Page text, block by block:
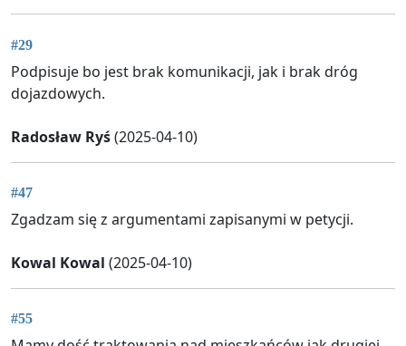
#29
Podpisuje bo jest brak komunikacji, jak i brak dróg
dojazdowych.
Radosław Ryś(2025-04-10)
#47
Zgadzam się z argumentami zapisanymi w petycji.
Kowal Kowal (2025-04-10)
#55